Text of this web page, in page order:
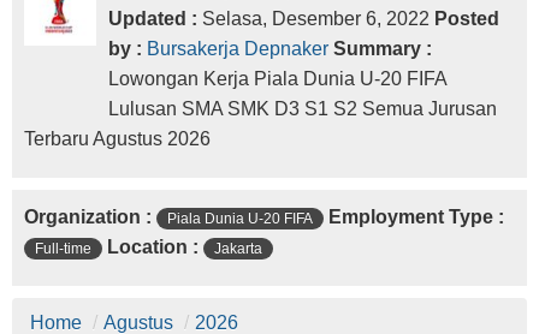
Updated : Selasa, Desember 6, 2022 Posted
by : Bursakerja Depnaker Summary :
Lowongan Kerja Piala Dunia U-20 FIFA
Lulusan SMA SMK D3 S1 S2 Semua Jurusan
Terbaru Agustus 2026
Organization : Piala Dunia U-20 FIFA Employment Type :
Full-time Location : Jakarta
Home / Agustus / 2026